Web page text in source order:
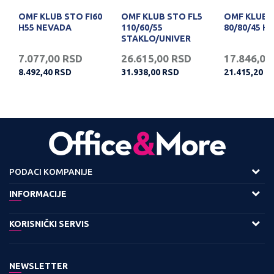
OMF KLUB STO FI60
H55 NEVADA
7.077,00 RSD
8.492,40 RSD
OMF KLUB STO FL5
110/60/55
STAKLO/UNIVER
26.615,00 RSD
31.938,00 RSD
OMF KLUB
80/80/45
17.846,00
21.415,20
PODACI KOMPANIJE
Adresa :
11158 Beograd
Tel: 0800 220022, 011 3460600
INFORMACIJE
O nama
Zaposlenje
KORISNIČKI SERVIS
Politika privatnosti
NEWSLETTER